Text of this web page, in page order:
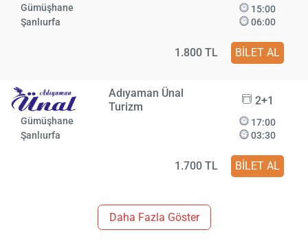
Gümüşhane
Şanlıurfa
15:00
06:00
1.800 TL BİLET AL
Adıyaman Ünal
Turizm
2+1
Gümüşhane
Şanlıurfa
17:00
03:30
1.700 TL BİLET AL
Daha Fazla Göster